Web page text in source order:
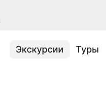
Экскурсии Туры